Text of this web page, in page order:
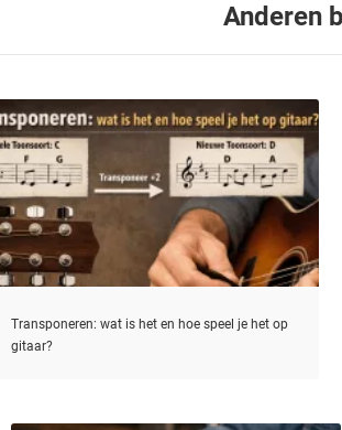
Anderen
Transponeren: wat is het en hoe speel je het op
gitaar?